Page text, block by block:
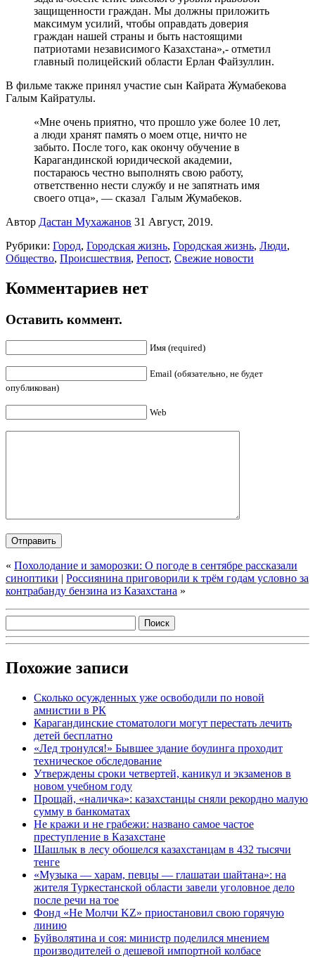
защищенности граждан. Мы должны приложить
максимум усилий, чтобы оправдать доверия
граждан нашей страны и быть настоящими
патриотами независимого Казахстана»,- отметил
главный полицейский области Ерлан Файзуллин.
В фильме также принял участие сын Кайрата Жумабекова
Галым Кайратулы.
«Мне очень приятно, что прошло уже более 10 лет,
а люди хранят память о моем отце, ничто не
забыто. После того, как окончу обучение в
Карагандинской юридической академии,
постараюсь честно выполнять свою работу,
ответственно нести службу и не запятнать имя
своего отца», — сказал Галым Жумабеков.
Автор Дастан Мухажанов 31 Август, 2019.
Рубрики: Город, Городская жизнь, Городская жизнь, Люди,
Общество, Происшествия, Репост, Свежие новости
Комментариев нет
Оставить коммент.
Имя (required)
Email (обязательно, не будет
опубликован)
Web
« Похолодание и заморозки: О погоде в сентябре рассказали
синоптики | Россиянина приговорили к трём годам условно за
контрабанду бензина из Казахстана »
Похожие записи
Сколько осужденных уже освободили по новой
амнистии в РК
Карагандинские стоматологи могут перестать лечить
детей бесплатно
«Лед тронулся!» Бывшее здание боулинга проходит
техническое обследование
Утверждены сроки четвертей, каникул и экзаменов в
новом учебном году
Прощай, «наличка»: казахстанцы сняли рекордно малую
сумму в банкоматах
Не кражи и не грабежи: названо самое частое
преступление в Казахстане
Шашлык в лесу обошелся казахстанцам в 432 тысячи
тенге
«Музыка — харам, певцы — глашатаи шайтана»: на
жителя Туркестанской области завели уголовное дело
после речи на тое
Фонд «Не Молчи KZ» приостановил свою горячую
линию
Буйволятина и соя: министр поделился мнением
производителей о дешевой импортной колбасе